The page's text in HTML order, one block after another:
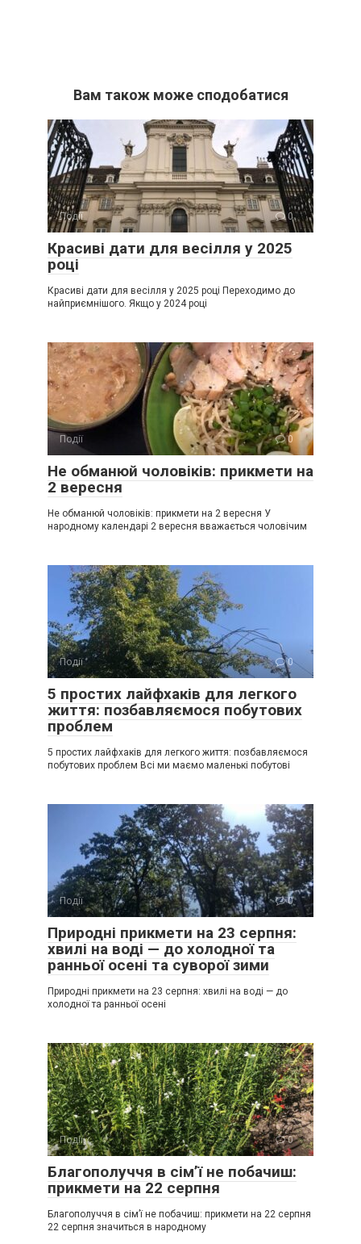
Вам також може сподобатися
Події 0
Красиві дати для весілля у 2025
році
Красиві дати для весілля у 2025 році Переходимо до
найприємнішого. Якщо у 2024 році
Події 0
Не обманюй чоловіків: прикмети на
2 вересня
Не обманюй чоловіків: прикмети на 2 вересня У
народному календарі 2 вересня вважається чоловічим
Події 0
5 простих лайфхаків для легкого
життя: позбавляємося побутових
проблем
5 простих лайфхаків для легкого життя: позбавляємося
побутових проблем Всі ми маємо маленькі побутові
Події 0
Природні прикмети на 23 серпня:
хвилі на воді — до холодної та
ранньої осені та суворої зими
Природні прикмети на 23 серпня: хвилі на воді — до
холодної та ранньої осені
Події 0
Благополуччя в сім’ї не побачиш:
прикмети на 22 серпня
Благополуччя в сім’ї не побачиш: прикмети на 22 серпня
22 серпня значиться в народному